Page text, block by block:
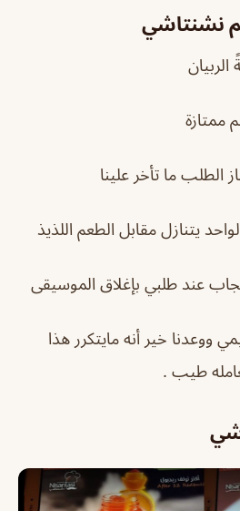
نشنتاشي
ممتازة
الطلب ما تأخر علينا
يتنازل مقابل الطعم اللذيذ
عند طلبي بإغلاق الموسيقى
ووعدنا خير أنه مايتكرر هذا
طيب .